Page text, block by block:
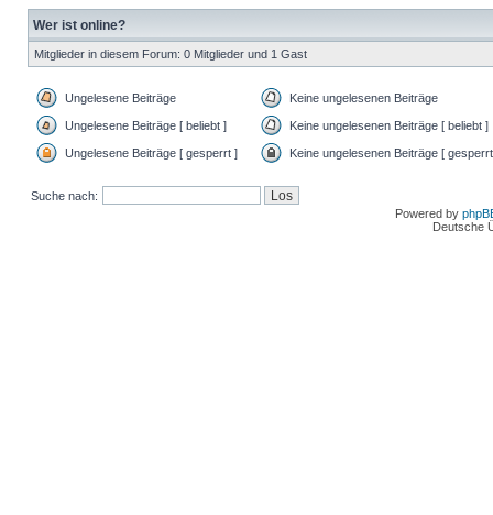
Wer ist online?
Mitglieder in diesem Forum: 0 Mitglieder und 1 Gast
Ungelesene Beiträge Keine ungelesenen Beiträge
Ungelesene Beiträge [ beliebt ] Keine ungelesenen Beiträge [ beliebt ]
Ungelesene Beiträge [ gesperrt ] Keine ungelesenen Beiträge [
Suche nach:
Powered by
Deutsche